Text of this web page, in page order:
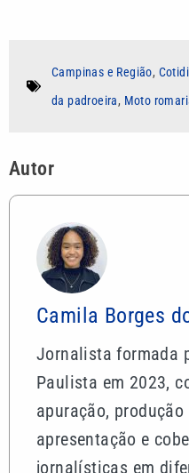
Campinas e Região,
da padroeira, Moto
Autor
Camila Borges
Jornalista formada
Paulista em 2023,
apuração, produção
apresentação e
jornalísticas em